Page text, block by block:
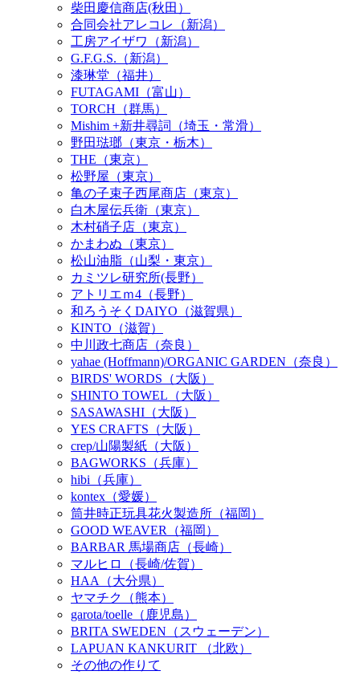
柴田慶信商店(秋田）
合同会社アレコレ（新潟）
工房アイザワ（新潟）
G.F.G.S.（新潟）
漆琳堂（福井）
FUTAGAMI（富山）
TORCH（群馬）
Mishim +新井尋詞（埼玉・常滑）
野田琺瑯（東京・栃木）
THE（東京）
松野屋（東京）
亀の子束子西尾商店（東京）
白木屋伝兵衛（東京）
木村硝子店（東京）
かまわぬ（東京）
松山油脂（山梨・東京）
カミツレ研究所(長野）
アトリエｍ4（長野）
和ろうそくDAIYO（滋賀県）
KINTO（滋賀）
中川政七商店（奈良）
yahae (Hoffmann)/ORGANIC GARDEN（奈良）
BIRDS' WORDS（大阪）
SHINTO TOWEL（大阪）
SASAWASHI（大阪）
YES CRAFTS（大阪）
crep/山陽製紙（大阪）
BAGWORKS（兵庫）
hibi（兵庫）
kontex（愛媛）
筒井時正玩具花火製造所（福岡）
GOOD WEAVER（福岡）
BARBAR 馬場商店（長崎）
マルヒロ（長崎/佐賀）
HAA（大分県）
ヤマチク（熊本）
garota/toelle（鹿児島）
BRITA SWEDEN（スウェーデン）
LAPUAN KANKURIT （北欧）
その他の作りて